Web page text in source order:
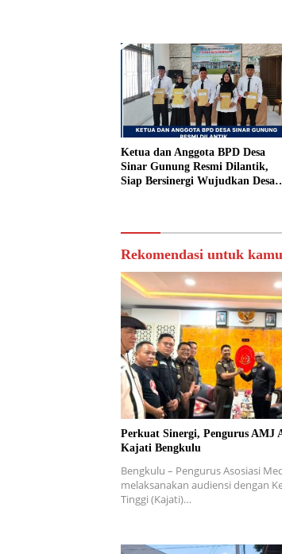
Ketua dan Anggota BPD Desa
Sinar Gunung Resmi Dilantik,
Siap Bersinergi Wujudkan Desa
Rekomendasi untuk kamu
Perkuat Sinergi, Pengurus AMJ
Kajati Bengkulu
Bengkulu – Pengurus Asosiasi
melaksanakan audiensi dengan
Tinggi (Kajati)…